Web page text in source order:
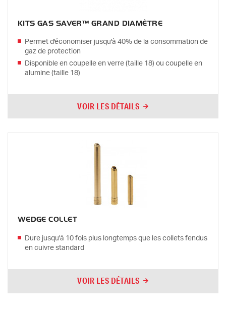
KITS GAS SAVER™ GRAND DIAMÈTRE
Permet d'économiser jusqu'à 40% de la consommation de
gaz de protection
Disponible en coupelle en verre (taille 18) ou coupelle en
alumine (taille 18)
VOIR LES DÉTAILS
WEDGE COLLET
Dure jusqu'à 10 fois plus longtemps que les collets fendus
en cuivre standard
VOIR LES DÉTAILS